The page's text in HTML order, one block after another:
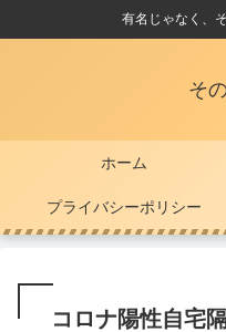
有名じゃなく、
そ
ホーム
プライバシーポリシー
コロナ陽性自宅